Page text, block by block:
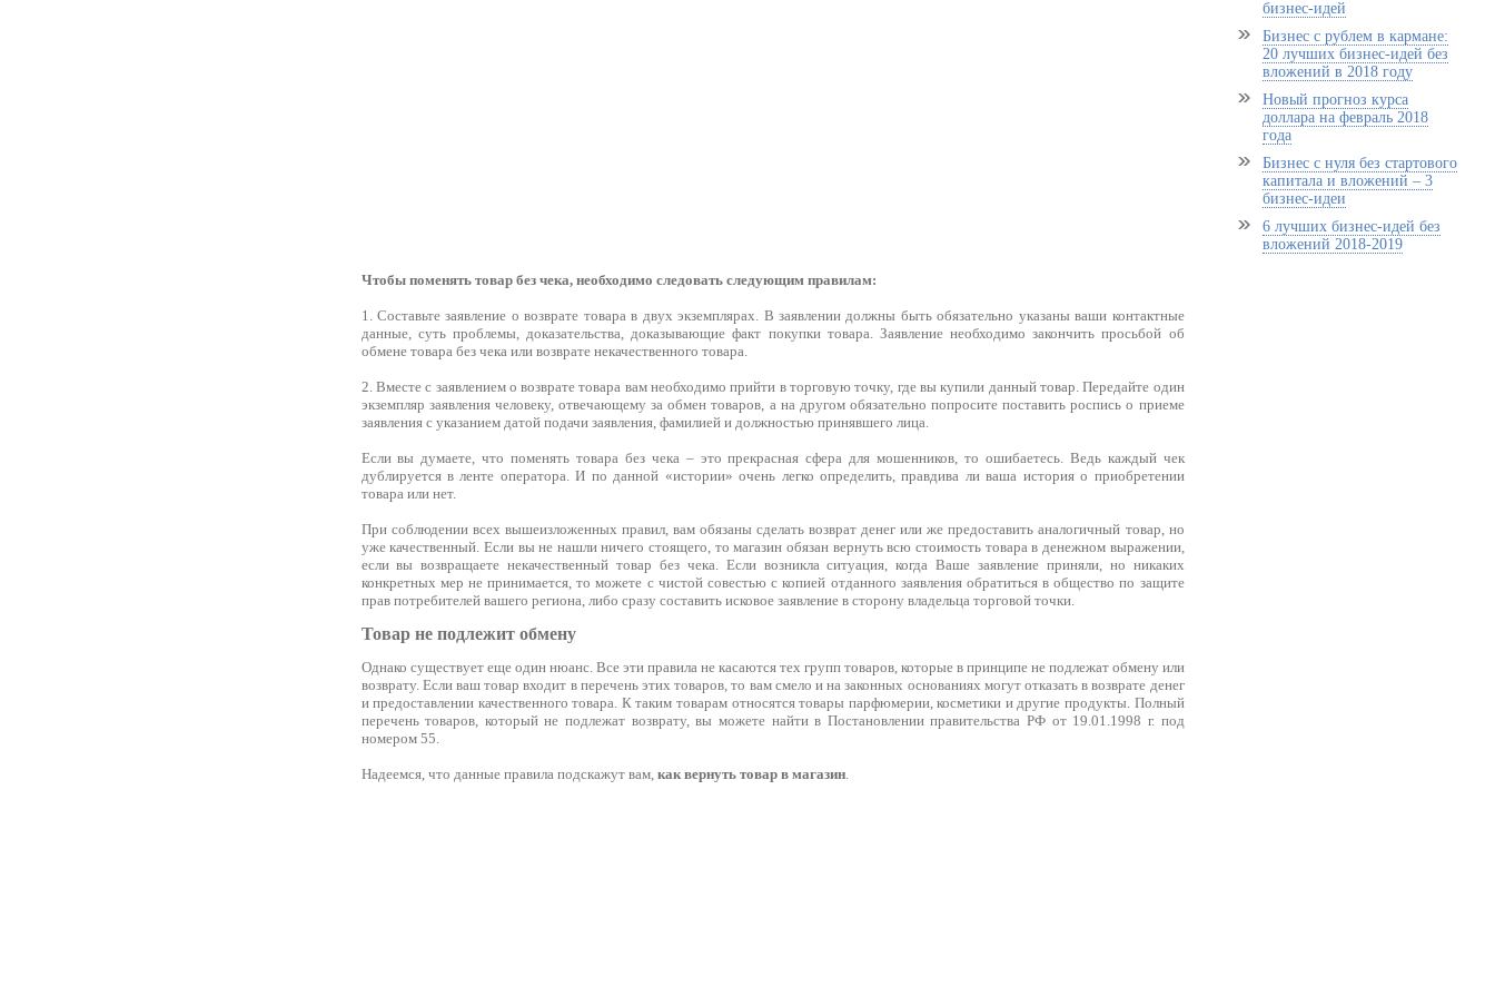
Чтобы поменять товар без чека, необходимо следовать следующим правилам:
1. Составьте заявление о возврате товара в двух экземплярах. В заявлении должны быть обязательно указаны ваши контактные
данные, суть проблемы, доказательства, доказывающие факт покупки товара. Заявление необходимо закончить просьбой об
обмене товара без чека или возврате некачественного товара.
2. Вместе с заявлением о возврате товара вам необходимо прийти в торговую точку, где вы купили данный товар. Передайте один
экземпляр заявления человеку, отвечающему за обмен товаров, а на другом обязательно попросите поставить роспись о приеме
заявления с указанием датой подачи заявления, фамилией и должностью принявшего лица.
Если вы думаете, что поменять товара без чека – это прекрасная сфера для мошенников, то ошибаетесь. Ведь каждый чек
дублируется в ленте оператора. И по данной «истории» очень легко определить, правдива ли ваша история о приобретении
товара или нет.
При соблюдении всех вышеизложенных правил, вам обязаны сделать возврат денег или же предоставить аналогичный товар, но
уже качественный. Если вы не нашли ничего стоящего, то магазин обязан вернуть всю стоимость товара в денежном выражении,
если вы возвращаете некачественный товар без чека. Если возникла ситуация, когда Ваше заявление приняли, но никаких
конкретных мер не принимается, то можете с чистой совестью с копией отданного заявления обратиться в общество по защите
прав потребителей вашего региона, либо сразу составить исковое заявление в сторону владельца торговой точки.
Товар не подлежит обмену
Однако существует еще один нюанс. Все эти правила не касаются тех групп товаров, которые в принципе не подлежат обмену или
возврату. Если ваш товар входит в перечень этих товаров, то вам смело и на законных основаниях могут отказать в возврате денег
и предоставлении качественного товара. К таким товарам относятся товары парфюмерии, косметики и другие продукты. Полный
перечень товаров, который не подлежат возврату, вы можете найти в Постановлении правительства РФ от 19.01.1998 г. под
номером 55.
Надеемся, что данные правила подскажут вам, как вернуть товар в магазин.
бизнес-идей
Бизнес с рублем в кармане:
20 лучших бизнес-идей без
вложений в 2018 году
Новый прогноз курса
доллара на февраль 2018
года
Бизнес с нуля без стартового
капитала и вложений – 3
бизнес-идеи
6 лучших бизнес-идей без
вложений 2018-2019